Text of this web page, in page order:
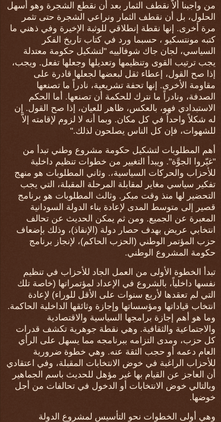
من واجبنا ألاَّ نقطف الثمار بعد أن نقطع الشجرة وهو أسهل
الحلول، بل أن نقطف الثمار ونراعي الشجرة حتى تثمر
مرة أخرى. إنها نقطة إنطلاقي للوثبة الإخيرة وفي ذهني ما
كتبه مونتسكيو ، حسبما ورد في كتاب تاريخ الفكر
السياسي، لجان جاك شوفالييه "لتشكيل حكومة معتدلة
يجب ترتيب القوى وتنظيمها وتعديلها وجعلها تفعل. ويجب،
إذا صح القول، إعطاء ثقل لبعضها لجعلها قادرة على
مقاومة الأخرى. إنها تحفة تشريعية، نادراً ما تصنعها
الصدفة، ونادراً ما نترك للحكمة أن تصنعها. أما الحكم
الاستبدادي فهو، بالعكس، ظاهر للعيان، إذا صح القول. إن
له شكلاً واحداً في كل مكان. وبما أنه لا لزوم لإقامته إلاَّ
للشهوات، فإن كل الناس يصلحون لذلك."
أهم المطلوبات لتشكيل حكومة مشروع وطني تبدأ من
"غيّروا الجوَّة". ويبدأ التغيير من خطوات تنظيم داخلية
للأحزاب والحركات السياسية،. وثاني المطلوبات هو منهج
تفكير سياسي مغاير لمقابلة المرحلة المقبلة، التي يجب
التحضير لها منذ وقت مبكر. وثالث المطلوبات هو برنامج
قصير إلى متوسط المدى لإعادة بناء الدولة السودانية
المعبرة عن الجميع. ومن ثم يمكن الحديث عن تحالف
انتخابي عريض بهدف حصار دولة (الإنقاذ)، وذلك بإضعاف
حزب المؤتمر الوطني (الحزب الحاكم)، لإنجاز برنامج
حكومة المشروع الوطني.
تبدأ الخطوة الأولى من العمل الجاد للأحزاب في تنظيم
نفسها داخلياً، بالشروع في الإعداد لمؤتمراتها (خاصة تلك
التي لم تعقدها لأربع سنوات على الأقل للوراء) لإعادة
انتخاب قياداتها ومؤسساتها وإجازة وثائقها الداخلية الحاكمة.
وما هو أهم إجازة برامجها السياسية والاقتصادية
والاجتماعية والثقافية. وهي نقطة جوهرية تكشف قدرات
كل حزب، ومدى التزامه ببرنامجه مما يسهل على الرأي
العام دعمه أو حجب الثقة عنه. وهي خطوة ضرورية
للأحزاب الراغبة في خوض الانتخابات المقبلة، وفي اعتقادي
أن العاجز عن القيام بها غير مؤهل للحديث باسم الجماهير
وبالتالي خوض الانتخابات أو الدخول في تحالفات من أجل
خوضها.
وهي أولى الخطوات نحو التأسيس لمشروع الدولة